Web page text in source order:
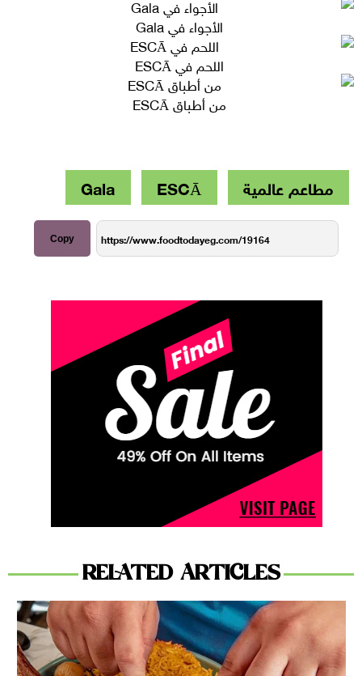
الأجواء في Gala
اللحم في ESCĀ
من أطباق ESCĀ
مطاعم عالمية ESCĀ
Gala
Copy
RELATED ARTICLES